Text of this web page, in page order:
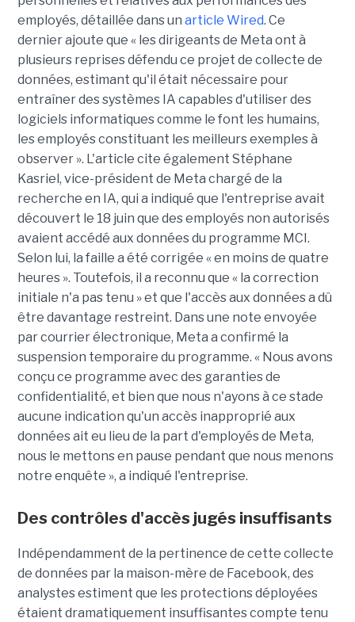
employés, détaillée dans un article Wired. Ce
dernier ajoute que « les dirigeants de Meta ont à
plusieurs reprises défendu ce projet de collecte de
données, estimant qu'il était nécessaire pour
entraîner des systèmes IA capables d'utiliser des
logiciels informatiques comme le font les humains,
les employés constituant les meilleurs exemples à
observer ». L'article cite également Stéphane
Kasriel, vice-président de Meta chargé de la
recherche en IA, qui a indiqué que l'entreprise avait
découvert le 18 juin que des employés non autorisés
avaient accédé aux données du programme MCI.
Selon lui, la faille a été corrigée « en moins de quatre
heures ». Toutefois, il a reconnu que « la correction
initiale n'a pas tenu » et que l'accès aux données a dû
être davantage restreint. Dans une note envoyée
par courrier électronique, Meta a confirmé la
suspension temporaire du programme. « Nous avons
conçu ce programme avec des garanties de
confidentialité, et bien que nous n'ayons à ce stade
aucune indication qu'un accès inapproprié aux
données ait eu lieu de la part d'employés de Meta,
nous le mettons en pause pendant que nous menons
notre enquête », a indiqué l'entreprise.
Des contrôles d'accès jugés insuffisants
Indépendamment de la pertinence de cette collecte
de données par la maison-mère de Facebook, des
analystes estiment que les protections déployées
étaient dramatiquement insuffisantes compte tenu